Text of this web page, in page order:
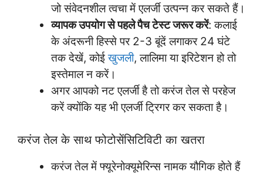
जो संवेदनशील त्वचा में एलर्जी उत्पन्न कर सकते हैं।
व्यापक उपयोग से पहले पैच टेस्ट जरूर करें: कलाई
के अंदरूनी हिस्से पर 2-3 बूंदें लगाकर 24 घंटे
तक देखें, कोईखुजली, लालिमा या इरिटेशन हो तो
इस्तेमाल न करें।
अगर आपको नट एलर्जी है तो करंज तेल से परहेज
करें क्योंकि यह भी एलर्जी ट्रिगर कर सकता है।
करंज तेल के साथ फोटोसेंसिटिविटी का खतरा
करंज तेल में फ्यूरेनोक्यूमेरिन्स नामक यौगिक होते हैं